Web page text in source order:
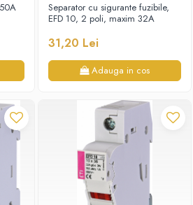
Separator cu sigurante fuzibile,
EFD 10, 2 poli, maxim 32A
31,20 Lei
Adauga in cos